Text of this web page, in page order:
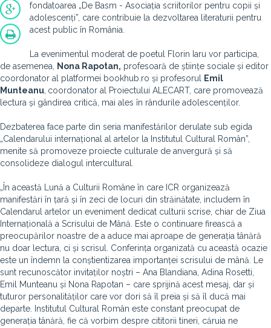
fondatoarea „De Basm - Asociația scriitorilor pentru copii și
adolescenți”, care contribuie la dezvoltarea literaturii pentru
acest public în România.
La evenimentul moderat de poetul Florin Iaru vor participa,
de asemenea,
Nona Rapotan, profesoară de științe sociale și editor
coordonator al platformei bookhub.ro și profesorul
Emil
Munteanu coordonator al Proiectului ALECART, care promovează
lectura și gândirea critică, mai ales în rândurile adolescenților.
Dezbaterea face parte din seria manifestărilor derulate sub egida
„Calendarului internațional al artelor la Institutul Cultural Român”,
menite să promoveze proiecte culturale de anvergură și să
consolideze dialogul intercultural.
„În această Lună a Culturii Române în care ICR organizează
manifestări în țară și în zeci de locuri din străinătate, includem în
Calendarul artelor un eveniment dedicat culturii scrise, chiar de Ziua
Internațională a Scrisului de Mână. Este o continuare firească a
preocupărilor noastre de a aduce mai aproape de generația tânără
nu doar lectura, ci și scrisul. Conferința organizată cu această ocazie
este un îndemn la conștientizarea importanței scrisului de mână. Le
sunt recunoscător invitaților noștri – Ana Blandiana, Adina Rosetti,
Emil Munteanu și Nona Rapotan – care sprijină acest mesaj, dar și
tuturor personalităților care vor dori să îl preia și să îl ducă mai
departe. Institutul Cultural Român este constant preocupat de
generația tânără, fie că vorbim despre cititorii tineri, căruia ne